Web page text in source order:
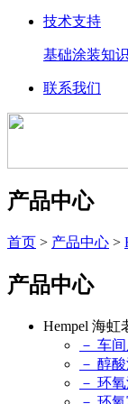
技术支持
基础涂装知识
联系我们
产品中心
首页 > 产品中心 >
产品中心
Hempel 海虹
－ 车
－ 醇
－ 环